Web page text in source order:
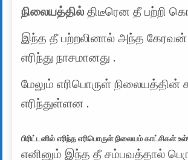
நிலையத்தில் திடீரென தீ பற்றி
இந்த தீ பற்றலினால் அந்த
எரிந்து நாசமானது .
மேலும் எரிபொருள்
எரிந்துள்ளன .
பிரிட்டனில் எரிந்த எரிபொருள் நிலையம் காட்சிகள்
எனினும் இந்த தீ சம்பவத்தால்